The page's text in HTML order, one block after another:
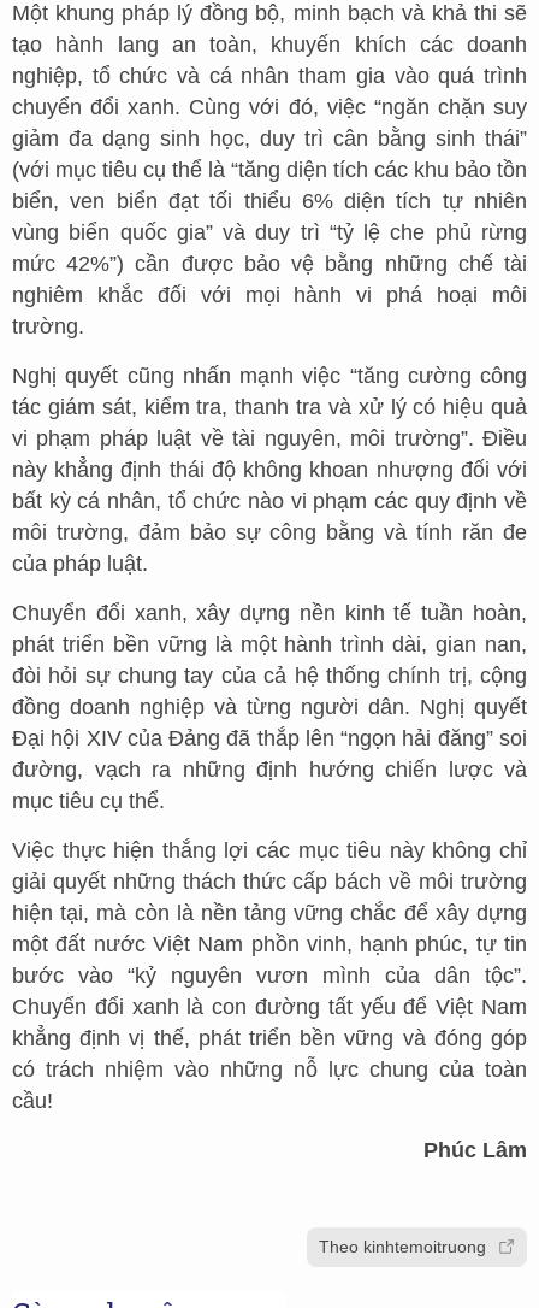
Một khung pháp lý đồng bộ, minh bạch và khả thi sẽ
tạo hành lang an toàn, khuyến khích các doanh
nghiệp, tổ chức và cá nhân tham gia vào quá trình
chuyển đổi xanh. Cùng với đó, việc “ngăn chặn suy
giảm đa dạng sinh học, duy trì cân bằng sinh thái”
(với mục tiêu cụ thể là “tăng diện tích các khu bảo tồn
biển, ven biển đạt tối thiểu 6% diện tích tự nhiên
vùng biển quốc gia” và duy trì “tỷ lệ che phủ rừng
mức 42%”) cần được bảo vệ bằng những chế tài
nghiêm khắc đối với mọi hành vi phá hoại môi
trường.
Nghị quyết cũng nhấn mạnh việc “tăng cường công
tác giám sát, kiểm tra, thanh tra và xử lý có hiệu quả
vi phạm pháp luật về tài nguyên, môi trường”. Điều
này khẳng định thái độ không khoan nhượng đối với
bất kỳ cá nhân, tổ chức nào vi phạm các quy định về
môi trường, đảm bảo sự công bằng và tính răn đe
của pháp luật.
Chuyển đổi xanh, xây dựng nền kinh tế tuần hoàn,
phát triển bền vững là một hành trình dài, gian nan,
đòi hỏi sự chung tay của cả hệ thống chính trị, cộng
đồng doanh nghiệp và từng người dân. Nghị quyết
Đại hội XIV của Đảng đã thắp lên “ngọn hải đăng” soi
đường, vạch ra những định hướng chiến lược và
mục tiêu cụ thể.
Việc thực hiện thắng lợi các mục tiêu này không chỉ
giải quyết những thách thức cấp bách về môi trường
hiện tại, mà còn là nền tảng vững chắc để xây dựng
một đất nước Việt Nam phồn vinh, hạnh phúc, tự tin
bước vào “kỷ nguyên vươn mình của dân tộc”.
Chuyển đổi xanh là con đường tất yếu để Việt Nam
khẳng định vị thế, phát triển bền vững và đóng góp
có trách nhiệm vào những nỗ lực chung của toàn
cầu!
Phúc Lâm
Theo kinhtemoitruong